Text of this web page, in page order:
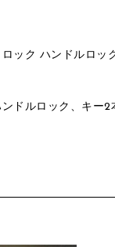
ック ハンドルロッ
ドルロック、キー2